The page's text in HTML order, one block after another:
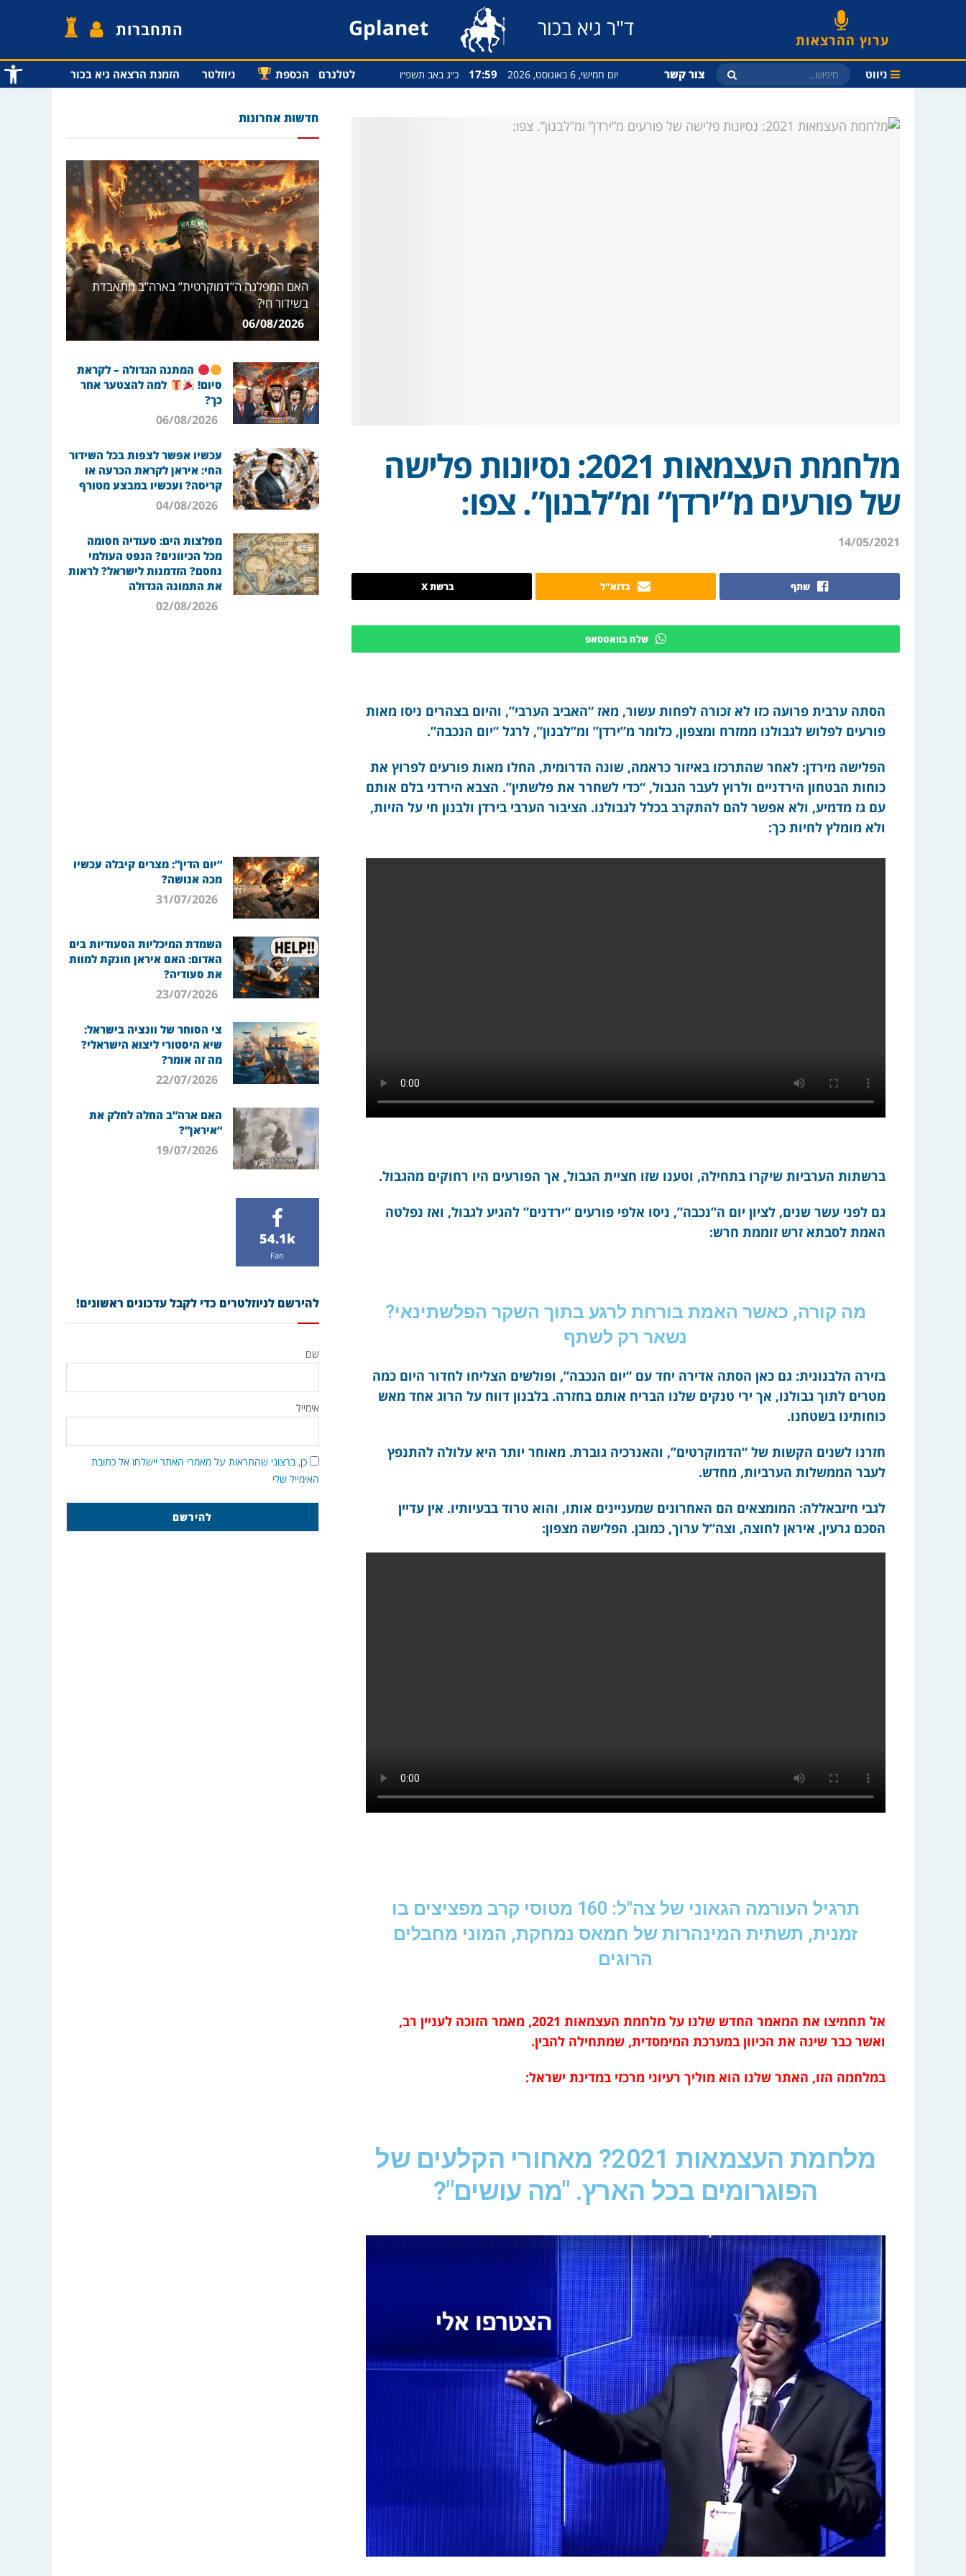
פתח
ערוץ ההרצאות ד"ר גיא בכור Gplanet התחברות
ניווט צור קשר יום חמישי, 6 באוגוסט, 2026 17:59 כ״ג באב תשפ״ו לטלגרם הכספת ניוזלטר הזמנת הרצאה גיא בכור
מלחמת העצמאות 2021: נסיונות פלישה
של פורעים מ”ירדן” ומ”לבנון”. צפו:
14/05/2021
שתף בדוא"ל ברשת X
שלח בוואטסאפ
הסתה ערבית פרועה כזו לא זכורה לפחות עשור, מאז “האביב הערבי”, והיום בצהרים ניסו מאות
פורעים לפלוש לגבולנו ממזרח ומצפון, כלומר מ”ירדן” ומ”לבנון”, לרגל “יום הנכבה”.
הפלישה מירדן: לאחר שהתרכזו באיזור כראמה, שונה הדרומית, החלו מאות פורעים לפרוץ את
כוחות הבטחון הירדניים ולרוץ לעבר הגבול, “כדי לשחרר את פלשתין”. הצבא הירדני בלם אותם
עם גז מדמיע, ולא אפשר להם להתקרב בכלל לגבולנו. הציבור הערבי בירדן ולבנון חי על הזיות,
ולא מומלץ לחיות כך:
ברשתות הערביות שיקרו בתחילה, וטענו שזו חציית הגבול, אך הפורעים היו רחוקים מהגבול.
גם לפני עשר שנים, לציון יום ה”נכבה”, ניסו אלפי פורעים “ירדנים” להגיע לגבול, ואז נפלטה
האמת לסבתא זרש זוממת חרש:
מה קורה, כאשר האמת בורחת לרגע בתוך השקר הפלשתינאי?
נשאר רק לשתף
בזירה הלבנונית: גם כאן הסתה אדירה יחד עם “יום הנכבה”, ופולשים הצליחו לחדור היום כמה
מטרים לתוך גבולנו, אך ירי טנקים שלנו הבריח אותם בחזרה. בלבנון דווח על הרוג אחד מאש
כוחותינו בשטחנו.
חזרנו לשנים הקשות של “הדמוקרטים”, והאנרכיה גוברת. מאוחר יותר היא עלולה להתנפץ
לעבר הממשלות הערביות, מחדש.
לגבי חיזבאללה: המומצאים הם האחרונים שמעניינים אותו, והוא טרוד בבעיותיו. אין עדיין
הסכם גרעין, איראן לחוצה, וצה”ל ערוך, כמובן. הפלישה מצפון:
תרגיל העורמה הגאוני של צה"ל: 160 מטוסי קרב מפציצים בו
זמנית, תשתית המינהרות של חמאס נמחקת, המוני מחבלים
הרוגים
אל תחמיצו את המאמר החדש שלנו על מלחמת העצמאות 2021, מאמר הזוכה לעניין רב,
ואשר כבר שינה את הכיוון במערכת המימסדית, שמתחילה להבין.
במלחמה הזו, האתר שלנו הוא מוליך רעיוני מרכזי במדינת ישראל:
מלחמת העצמאות 2021? מאחורי הקלעים של
הפוגרומים בכל הארץ. "מה עושים"?
חדשות אחרונות
האם המפלגה ה”דמוקרטית” בארה”ב מתאבדת
בשידור חי?
06/08/2026
המתנה הגדולה – לקראת
סיום!
למה להצטער אחר
כך?
06/08/2026
עכשיו אפשר לצפות בכל השידור
החי: איראן לקראת הכרעה או
קריסה? ועכשיו במבצע מטורף
04/08/2026
מפלצות הים: סעודיה חסומה
מכל הכיוונים? הנפט העולמי
נחסם? הזדמנות לישראל? לראות
את התמונה הגדולה
02/08/2026
“יום הדין”: מצרים קיבלה עכשיו
מכה אנושה?
31/07/2026
השמדת המיכליות הסעודיות בים
האדום: האם איראן חונקת למוות
את סעודיה?
23/07/2026
צי הסוחר של וונציה בישראל:
שיא היסטורי ליצוא הישראלי?
מה זה אומר?
22/07/2026
האם ארה”ב החלה לחלק את
“איראן”?
19/07/2026
54.1k
Fan
להירשם לניוזלטרים כדי לקבל עדכונים ראשונים!
שם
אימייל
כן, ברצוני שהתראות על מאמרי האתר יישלחו אל כתובת
האימייל שלי